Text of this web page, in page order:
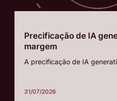
Precificação de IA
margem
A precificação de IA
31/07/2026